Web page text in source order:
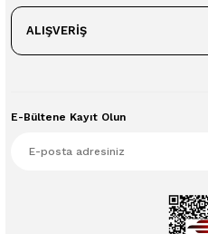
ALIŞVERİŞ
E-Bültene Kayıt Olun